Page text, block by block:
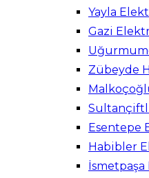
Yayla
Gazi
Zübeyde
Esentepe
Habibler